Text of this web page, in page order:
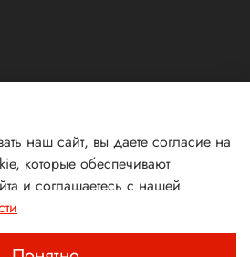
наш сайт, вы даете согласие на
которые обеспечивают
и соглашаетесь с нашей